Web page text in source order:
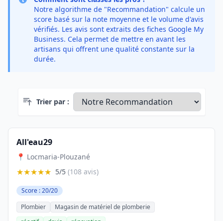
Notre algorithme de "Recommandation" calcule un
score basé sur la note moyenne et le volume d'avis
vérifiés. Les avis sont extraits des fiches Google My
Business. Cela permet de mettre en avant les
artisans qui offrent une qualité constante sur la
durée.
Trier par :
All'eau29
📍 Locmaria-Plouzané
★★★★★ 5/5 (108 avis)
Score : 20/20
Plombier
Magasin de matériel de plomberie